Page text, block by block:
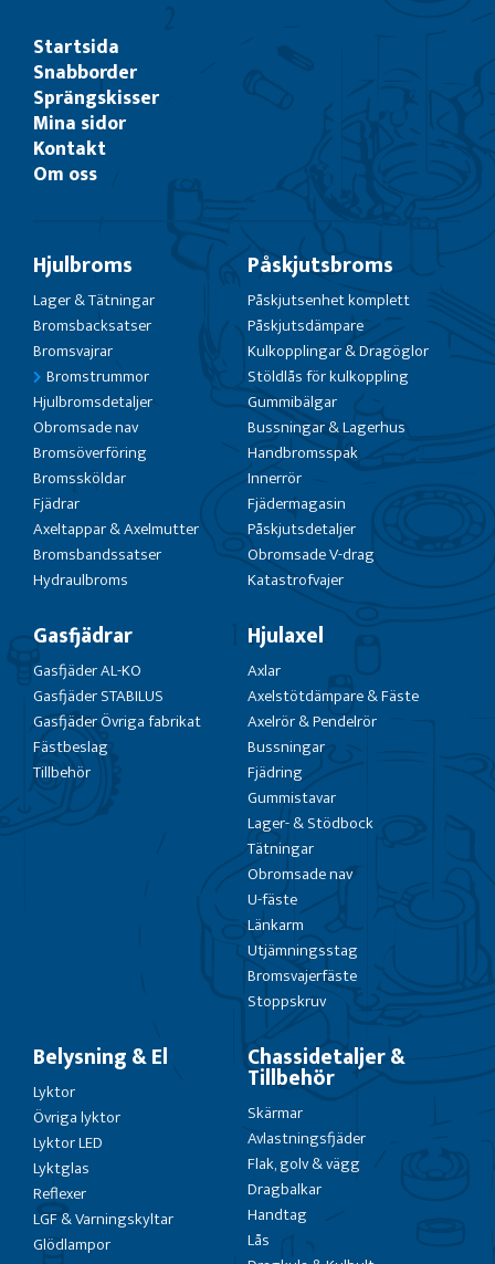
Startsida
Snabborder
Sprängskisser
Mina sidor
Kontakt
Om oss
Hjulbroms
Lager & Tätningar
Bromsbacksatser
Bromsvajrar
Bromstrummor
Hjulbromsdetaljer
Obromsade nav
Bromsöverföring
Bromssköldar
Fjädrar
Axeltappar & Axelmutter
Bromsbandssatser
Hydraulbroms
Påskjutsbroms
Påskjutsenhet komplett
Påskjutsdämpare
Kulkopplingar & Dragöglor
Stöldlås för kulkoppling
Gummibälgar
Bussningar & Lagerhus
Handbromsspak
Innerrör
Fjädermagasin
Påskjutsdetaljer
Obromsade V-drag
Katastrofvajer
Gasfjädrar
Gasfjäder AL-KO
Gasfjäder STABILUS
Gasfjäder Övriga fabrikat
Fästbeslag
Tillbehör
Hjulaxel
Axlar
Axelstötdämpare & Fäste
Axelrör & Pendelrör
Bussningar
Fjädring
Gummistavar
Lager- & Stödbock
Tätningar
Obromsade nav
U-fäste
Länkarm
Utjämningsstag
Bromsvajerfäste
Stoppskruv
Belysning & El
Lyktor
Övriga lyktor
Lyktor LED
Lyktglas
Reflexer
LGF & Varningskyltar
Glödlampor
Chassidetaljer &
Tillbehör
Skärmar
Avlastningsfjäder
Flak, golv & vägg
Dragbalkar
Handtag
Lås